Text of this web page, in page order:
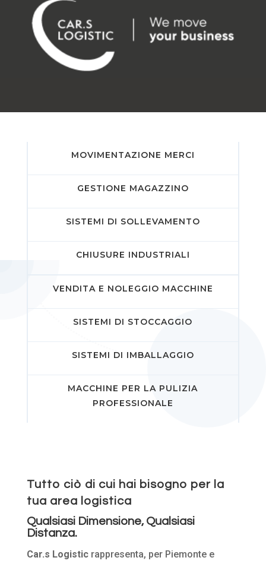
MOVIMENTAZIONE MERCI
GESTIONE MAGAZZINO
SISTEMI DI SOLLEVAMENTO
CHIUSURE INDUSTRIALI
VENDITA E NOLEGGIO MACCHINE
SISTEMI DI STOCCAGGIO
SISTEMI DI IMBALLAGGIO
MACCHINE PER LA PULIZIA
PROFESSIONALE
Tutto ciò di cui hai bisogno per la
tua area logistica
Qualsiasi Dimensione, Qualsiasi
Distanza.
Car.s Logisticrappresenta, per Piemonte e